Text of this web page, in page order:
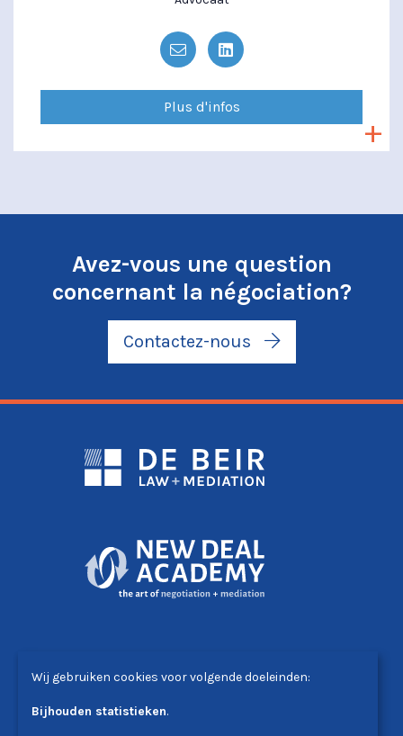
Plus d'infos
Avez-vous une question
concernant la négociation?
Contactez-nous
Avenue Winston Churchill 51 - 1180 Bruxelles
T. +32 (0)2 340 24 00
Wij gebruiken cookies voor volgende doeleinden:
Bijhouden statistieken.